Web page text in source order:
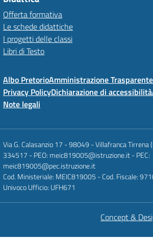
Offerta formativa
Le schede didattiche
I progetti delle classi
Libri di Testo
Albo PretorioAmministrazione Trasparente
Privacy PolicyDichiarazione di accessibilità
Note legali
Via G. Calasanzio 17 - 98049 - Villafranca Tirrena
334517 - PEO: meic819005@istruzione.it - PEC:
meic819005@pec.istruzione.it
Cod. Ministeriale: MEIC819005 - Cod. Fiscale:
Univoco Ufficio: UFH671
Concept &